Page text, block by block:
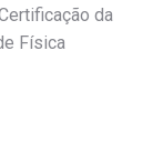
da
Física